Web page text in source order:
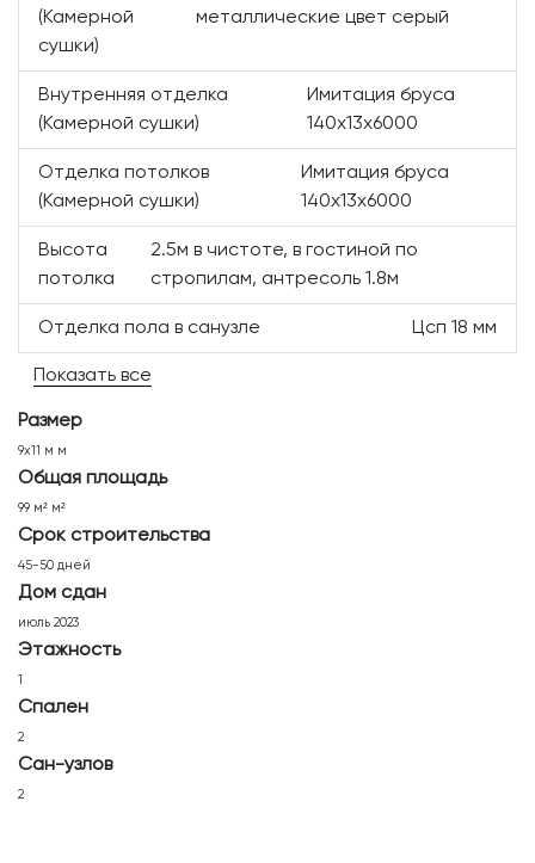
(Камерной
сушки)
металлические цвет серый
Внутренняя отделка
(Камерной сушки)
Имитация бруса
140х13х6000
Отделка потолков
(Камерной сушки)
Имитация бруса
140х13х6000
Высота
потолка
2.5м в чистоте, в гостиной по
стропилам, антресоль 1.8м
Отделка пола в санузле Цсп 18 мм
Показать все
Размер
9х11 м м
Общая площадь
99 м² м²
Срок строительства
45-50 дней
Дом сдан
июль 2023
Этажность
1
Спален
2
Сан-узлов
2